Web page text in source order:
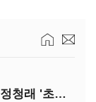
(정기여론조사)②당심·호남, 김민석-정청래 '초접전'